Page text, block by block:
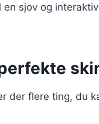
sjov og
der flere ting, du